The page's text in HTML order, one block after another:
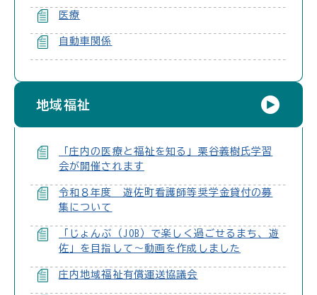
医療
自動車関係
地域福祉
「庄内の医療と福祉を知る」栗谷義樹氏学習
会が開催されます
令和８年度 遊佐町看護師等奨学金貸付の募
集について
「じょんぶ（JOB）で楽しく過ごせるまち、遊
佐」を目指して～動画を作成しました
庄内地域福祉有償運送協議会